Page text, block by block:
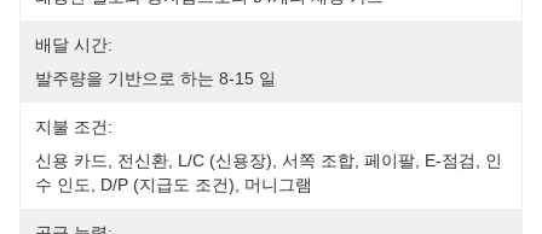
배달 시간:
발주량을 기반으로 하는 8-15 일
지불 조건:
신용 카드, 전신환, L/C (신용장), 서쪽 조합, 페이팔, E-점검, 인
수 인도, D/P (지급도 조건), 머니그램